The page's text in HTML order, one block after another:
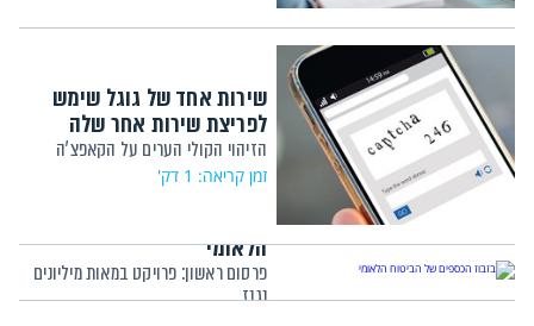
שירות אחד של גוגל שימש
לפריצת שירות אחר שלה
הזיהוי הקולי הערים על הקאפצ'ה
זמן קריאה: 1 דק'
הלאומי
פרסום ראשון: פרויקט במאות מיליונים
נגנז